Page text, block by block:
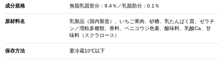
成分規格 無脂乳固形分：9.4％／乳脂肪分：0.1％
原材料名
乳製品（国内製造）、いちご果肉、砂糖、乳たんぱく質、ゼラチ
ン／増粘多糖類、香料、ベニコウジ色素、酸味料、乳酸Ca、甘
味料（スクラロース）
保存方法 要冷蔵10℃以下